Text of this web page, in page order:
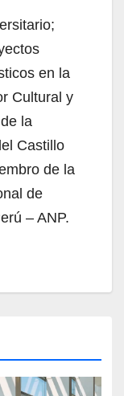
en la
Cultural y
la
Castillo
de la
de
– ANP.